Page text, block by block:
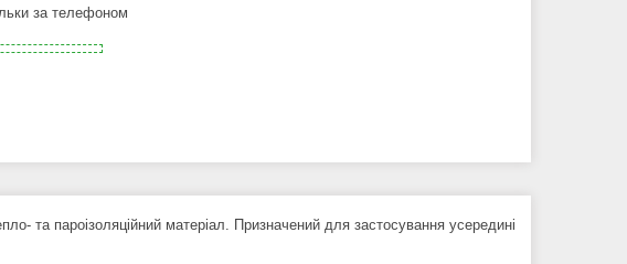
за телефоном
та пароізоляційний матеріал. Призначений для застосування усередині